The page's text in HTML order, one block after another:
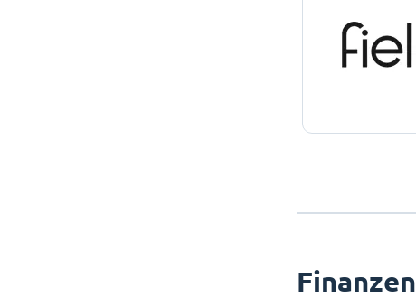
Finanzen